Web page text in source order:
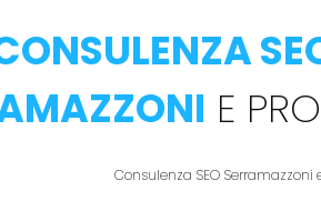
E
Consulenza SEO Serramazzoni